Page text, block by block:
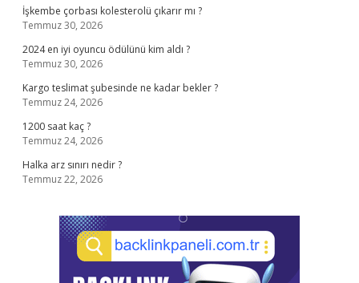
İşkembe çorbası kolesterolü çıkarır mı ?
Temmuz 30, 2026
2024 en iyi oyuncu ödülünü kim aldı ?
Temmuz 30, 2026
Kargo teslimat şubesinde ne kadar bekler ?
Temmuz 24, 2026
1200 saat kaç ?
Temmuz 24, 2026
Halka arz sınırı nedir ?
Temmuz 22, 2026